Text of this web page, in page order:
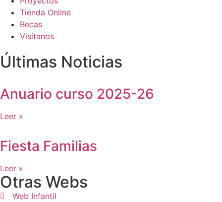
Tienda Online
Becas
Visítanos
Últimas Noticias
Anuario curso 2025-26
Leer »
Fiesta Familias
Leer »
Otras Webs
Web Infantil